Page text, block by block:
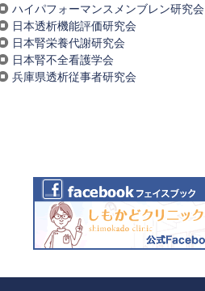
ハイパフォーマンスメンブレン研究会
日本透析機能評価研究会
日本腎栄養代謝研究会
日本腎不全看護学会
兵庫県透析従事者研究会